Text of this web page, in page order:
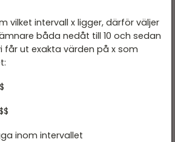
vilket intervall x ligger, därför väljer
båda nedåt till 10 och sedan
får ut exakta värden på x som
inom intervallet